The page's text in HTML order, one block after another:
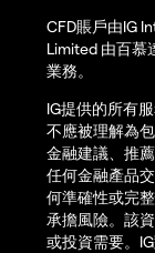
CFD賬戶由IG
Limited 由百慕
業務。
IG提供的所有
不應被理解為
金融建議、推
任何金融產品
何準確性或完
承擔風險。該
或投資需要。